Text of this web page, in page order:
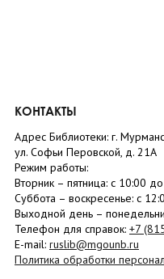
КОНТАКТЫ
Адрес Библиотеки: г.
ул. Софьи Перовской, д. 21А
Режим работы:
Вторник – пятница: с 10:00
Суббота – воскресенье: c
Выходной день –
Телефон для справок: +7
E-mail: ruslib@mgounb.ru
Политика обработки